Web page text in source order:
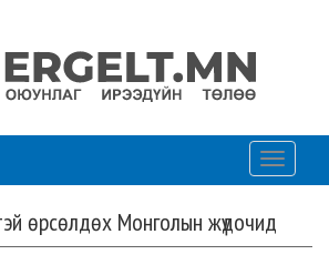
Toggle
өрсөлдөх Монголын жүдочид